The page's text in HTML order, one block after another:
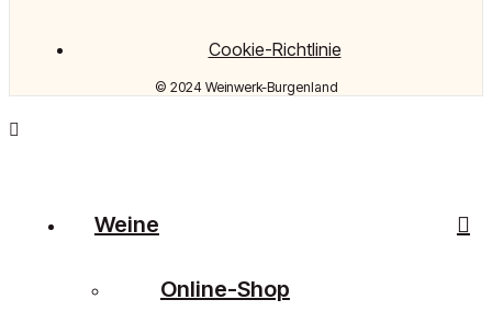
© 2024 Weinwerk-Burgenland
Cookie-Richtlinie
Weine
Online-Shop